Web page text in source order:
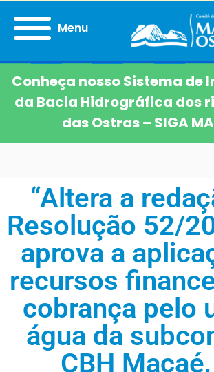
Menu
Conheça nosso Sistema de
da Bacia Hidrográfica dos
das Ostras – SIGA
“Altera a
Resolução 52/
aprova a
recursos
cobrança pelo
água da
CBH